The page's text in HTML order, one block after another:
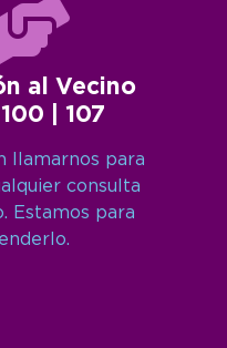
al Vecino
100 | 107
llamarnos para
consulta
Estamos para